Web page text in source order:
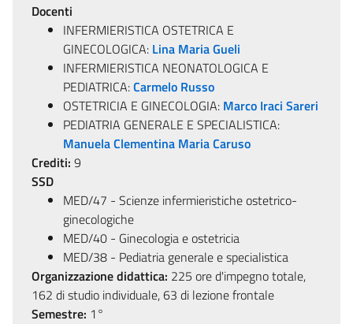
Docenti
INFERMIERISTICA OSTETRICA E
GINECOLOGICA: Lina Maria Gueli
INFERMIERISTICA NEONATOLOGICA E
PEDIATRICA:Carmelo Russo
OSTETRICIA E GINECOLOGIA: Marco Iraci Sareri
PEDIATRIA GENERALE E SPECIALISTICA:
Manuela Clementina Maria Caruso
Crediti: 9
SSD
MED/47 - Scienze infermieristiche ostetrico-
ginecologiche
MED/40 - Ginecologia e ostetricia
MED/38 - Pediatria generale e specialistica
Organizzazione didattica: 225 ore d'impegno totale,
162 di studio individuale, 63 di lezione frontale
Semestre: 1°